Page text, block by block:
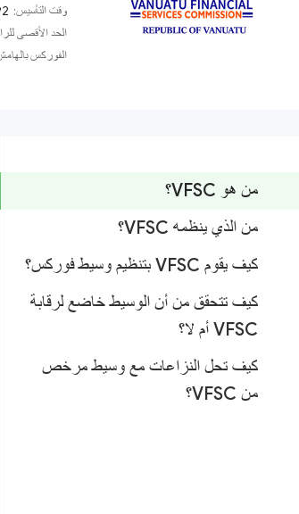
وقت التأسيس:
الحد الأقصى
الفوركس
من هو VFSC؟
من الذي ينظمه VFSC؟
كيف يقوم VFSC بتنظيم وسيط فوركس؟
كيف تتحقق من أن الوسيط خاضع لرقابة
VFSC أم لا؟
كيف تحل النزاعات مع وسيط مرخص
من VFSC؟